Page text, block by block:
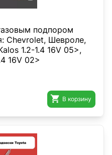
подпором
Chevrolet, Шевроле,
1.2-1.4 16V 05>,
16V 02>
 В корзину